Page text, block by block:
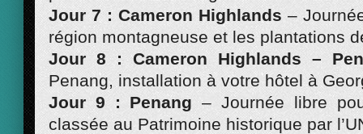
Jour 7 : Cameron Highlands –
région montagneuse et les plantations
Jour 8 : Cameron Highlands –
Penang, installation à votre hôtel à
Jour 9 : Penang– Journée libre
classée au Patrimoine historique par